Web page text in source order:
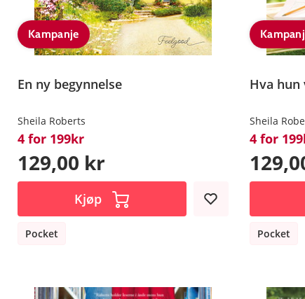
Kampanje
En ny begynnelse
Sheila Roberts
4 for 199kr
129,00 kr
Kjøp
Pocket
Hva hun
Sheila
4 for
Pocket